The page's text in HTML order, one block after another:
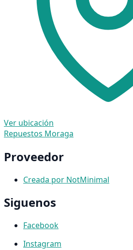
Ver ubicación
Repuestos Moraga
Proveedor
Creada por NotMinimal
Siguenos
Facebook
Instagram